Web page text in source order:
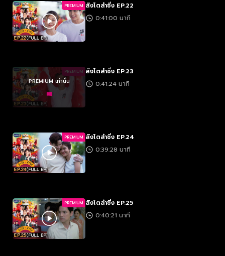
PREMIUM สิงโตลำซิ่ง EP.22
0:41:00 นาที
PREMIUM
PREMIUM เท่านั้น
สิงโตลำซิ่ง EP.23
0:41:24 นาที
PREMIUM สิงโตลำซิ่ง EP.24
0:39:28 นาที
PREMIUM สิงโตลำซิ่ง EP.25
0:40:21 นาที